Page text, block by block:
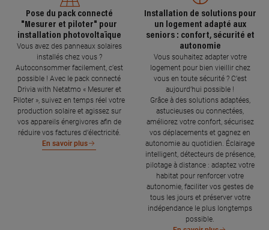
Pose du pack connecté
"Mesurer et piloter" pour
installation photovoltaïque
Vous avez des panneaux solaires
installés chez vous ?
Autoconsommer facilement, c’est
possible ! Avec le pack connecté
Drivia with Netatmo « Mesurer et
Piloter », suivez en temps réel votre
production solaire et agissez sur
vos appareils énergivores afin de
réduire vos factures d’électricité.
En savoir plus
Installation de solutions pour
un logement adapté aux
seniors : confort, sécurité et
autonomie
Vous souhaitez adapter votre
logement pour bien vieillir chez
vous en toute sécurité ? C’est
aujourd’hui possible !
Grâce à des solutions adaptées,
astucieuses ou connectées,
améliorez votre confort, sécurisez
vos déplacements et gagnez en
autonomie au quotidien. Éclairage
intelligent, détecteurs de présence,
pilotage à distance : adaptez votre
habitat pour renforcer votre
autonomie, faciliter vos gestes de
tous les jours et préserver votre
indépendance le plus longtemps
possible.